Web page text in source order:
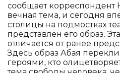
сообщает корреспондент
вечная тема, и сегодня
столицы на подмостках
представлен его образ.
отличается от ранее
Здесь образ Абая
героями, кто